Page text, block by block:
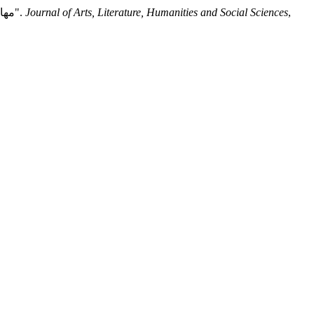
مها عبد الحليم رضوي. "مدرسة فنية تشكيلية مقترحة باسم المدرسة الرضوية مستمدة من أعمال الفنان التشكيلي السعودي عبد الحليم رضوي". Journal of Arts, Literature, Humanities and Social Sciences,